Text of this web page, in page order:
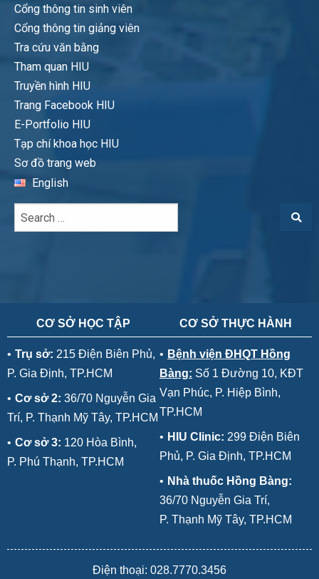
Cổng thông tin sinh viên
Cổng thông tin giảng viên
Tra cứu văn bằng
Tham quan HIU
Truyền hình HIU
Trang Facebook HIU
E-Portfolio HIU
Tạp chí khoa học HIU
Sơ đồ trang web
English
CƠ SỞ HỌC TẬP
• Trụ sở: 215 Điện Biên Phủ,
P. Gia Định, TP.HCM
• Cơ sở 2: 36/70 Nguyễn Gia
Trí, P. Thạnh Mỹ Tây, TP.HCM
• Cơ sở 3: 120 Hòa Bình,
P. Phú Thạnh, TP.HCM
CƠ SỞ THỰC HÀNH
• Bệnh viện ĐHQT Hồng
Bàng: Số 1 Đường 10, KĐT
Vạn Phúc, P. Hiệp Bình,
TP.HCM
• HIU Clinic: 299 Điện Biên
Phủ, P. Gia Định, TP.HCM
• Nhà thuốc Hồng Bàng:
36/70 Nguyễn Gia Trí,
P. Thạnh Mỹ Tây, TP.HCM
Điện thoại: 028.7770.3456